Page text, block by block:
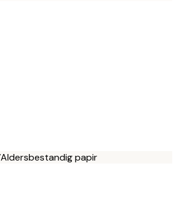
Aldersbestandig papir